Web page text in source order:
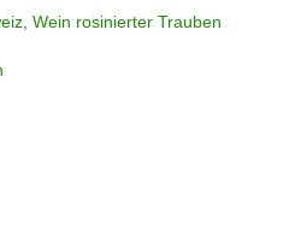
,Wein rosinierter Trauben